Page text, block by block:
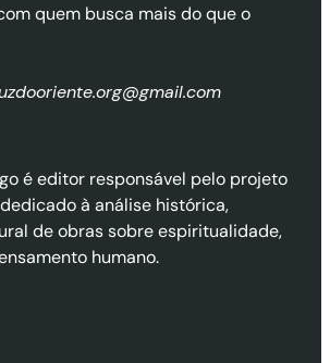
quem busca mais do que o
é editor responsável pelo projeto
à análise histórica,
de obras sobre espiritualidade,
humano.